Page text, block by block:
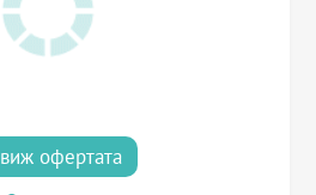
виж офертата